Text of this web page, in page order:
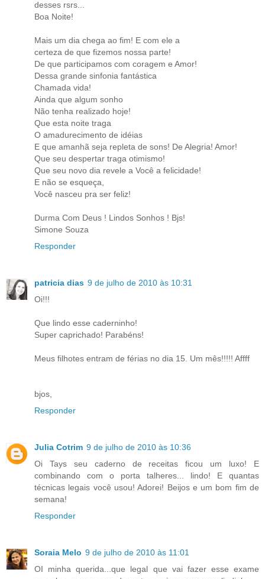
desses rsrs...
Boa Noite!
Mais um dia chega ao fim! E com ele a
certeza de que fizemos nossa parte!
De que participamos com coragem e Amor!
Dessa grande sinfonia fantástica
Chamada vida!
Ainda que algum sonho
Não tenha realizado hoje!
Que esta noite traga
O amadurecimento de idéias
E que amanhã seja repleta de sons! De Alegria! Amor!
Que seu despertar traga otimismo!
Que seu novo dia revele a Você a felicidade!
E não se esqueça,
Você nasceu pra ser feliz!
Durma Com Deus ! Lindos Sonhos ! Bjs!
Simone Souza
Responder
patricia dias 9 de julho de 2010 às 10:31
Oi!!!
Que lindo esse caderninho!
Super caprichado! Parabéns!
Meus filhotes entram de férias no dia 15. Um mês!!!!! Affff
bjos,
Responder
Julia Cotrim 9 de julho de 2010 às 10:36
Oi Tays seu caderno de receitas ficou um luxo! E
combinando com o porta talheres... lindo! E quantas
técnicas legais você usou! Adorei! Beijos e um bom fim de
semana!
Responder
Soraia Melo 9 de julho de 2010 às 11:01
OI minha querida...que legal que vai fazer esse exame